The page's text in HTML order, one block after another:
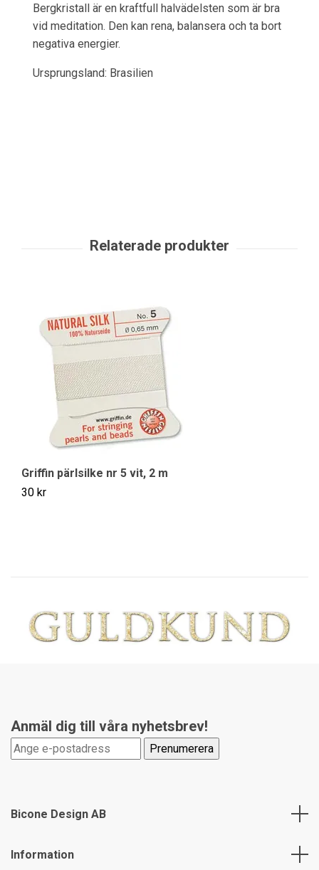
Bergkristall är en kraftfull halvädelsten som är bra
vid meditation. Den kan rena, balansera och ta bort
negativa energier.
Ursprungsland: Brasilien
Griffin pärlsilke nr 5 vit, 2 m
30 kr
Anmäl dig till våra nyhetsbrev!
Bicone Design AB
Information